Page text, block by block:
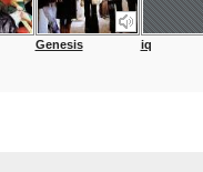
Genesis iq